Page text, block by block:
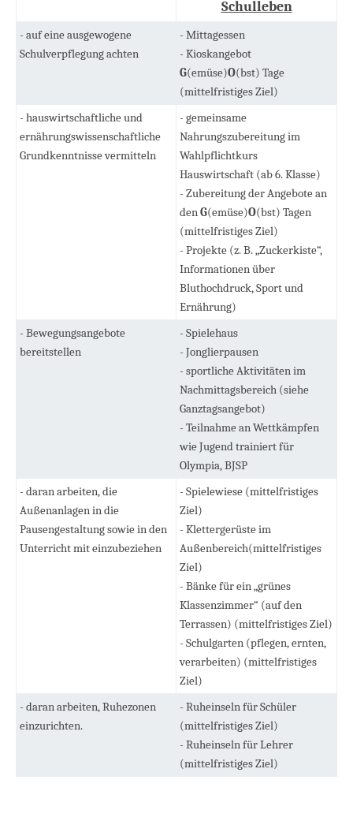
Schulleben
- auf eine ausgewogene
Schulverpflegung achten
- Mittagessen
- Kioskangebot
G(emüse)O(bst) Tage
(mittelfristiges Ziel)
- hauswirtschaftliche und
ernährungswissenschaftliche
Grundkenntnisse vermitteln
- gemeinsame
Nahrungszubereitung im
Wahlpflichtkurs
Hauswirtschaft (ab 6. Klasse)
- Zubereitung der Angebote an
denG(emüse)O(bst) Tagen
(mittelfristiges Ziel)
- Projekte (z. B. „Zuckerkiste“,
Informationen über
Bluthochdruck, Sport und
Ernährung)
- Bewegungsangebote
bereitstellen
- Spielehaus
- Jonglierpausen
- sportliche Aktivitäten im
Nachmittagsbereich (siehe
Ganztagsangebot)
- Teilnahme an Wettkämpfen
wie Jugend trainiert für
Olympia, BJSP
- daran arbeiten, die
Außenanlagen in die
Pausengestaltung sowie in den
Unterricht mit einzubeziehen
- Spielewiese (mittelfristiges
Ziel)
- Klettergerüste im
Außenbereich(mittelfristiges
Ziel)
- Bänke für ein „grünes
Klassenzimmer“ (auf den
Terrassen) (mittelfristiges Ziel)
- Schulgarten (pflegen, ernten,
verarbeiten) (mittelfristiges
Ziel)
- daran arbeiten, Ruhezonen
einzurichten.
- Ruheinseln für Schüler
(mittelfristiges Ziel)
- Ruheinseln für Lehrer
(mittelfristiges Ziel)